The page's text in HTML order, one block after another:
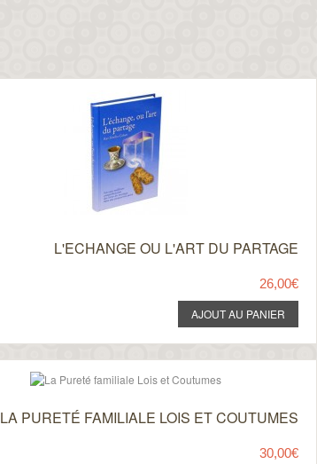
L'ECHANGE OU L'ART DU PARTAGE
26,00€
LA PURETÉ FAMILIALE LOIS ET COUTUMES
30,00€